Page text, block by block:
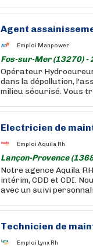
Agent
Emploi Manpower
Fos-sur-Mer (13270) -
Opérateur
dans la dépollution,
milieu sécurisé. Vous
Electricien de
Emploi Aquila Rh
Lançon-Provence
Notre agence Aquila
intérim, CDD et CDI.
avec un suivi
Technicien de
Emploi Lynx Rh